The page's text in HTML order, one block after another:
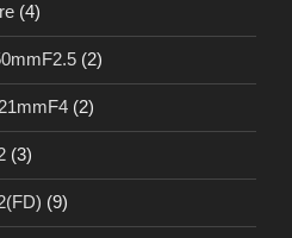
(4)
(2)
(2)
(3)
(9)